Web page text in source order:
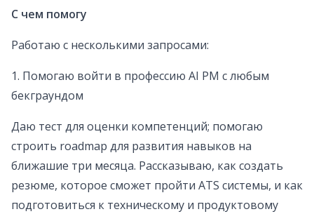
С чем помогу
Работаю с несколькими запросами:
1. Помогаю войти в профессию AI PM с любым
бекграундом
Даю тест для оценки компетенций; помогаю
строить roadmap для развития навыков на
ближашие три месяца. Рассказываю, как создать
резюме, которое сможет пройти ATS системы, и как
подготовиться к техническому и продуктовому